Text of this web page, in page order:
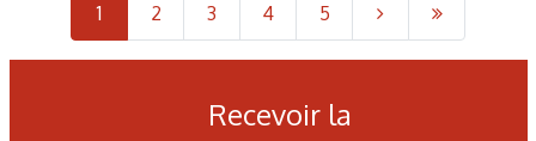
1 2 3 4 5
Recevoir la